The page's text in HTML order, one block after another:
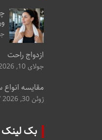
ازدواج راحت
جولای 10, 2026
مقایسه
ژوئن 30, 2026
بک لینک